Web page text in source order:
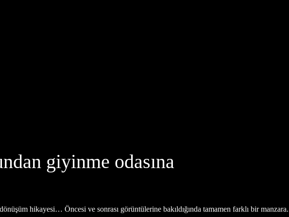
giyinme odasına
hikayesi… Öncesi ve sonrası görüntülerine bakıldığında tamamen farklı bir